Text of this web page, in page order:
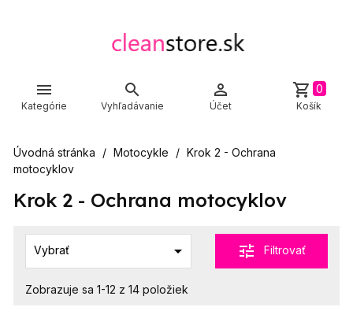

Kategórie

Vyhľadávanie

Účet
shopping_cart 0
Košík
Úvodná stránka Motocykle
Krok 2 - Ochrana
motocyklov
Krok 2 - Ochrana motocyklov
Vybrať  tune Filtrovať
Zobrazuje sa 1-12 z 14 položiek